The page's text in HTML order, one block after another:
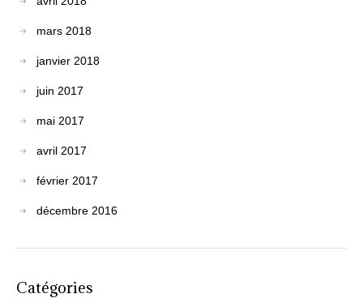
mars 2018
janvier 2018
juin 2017
mai 2017
avril 2017
février 2017
décembre 2016
Catégories